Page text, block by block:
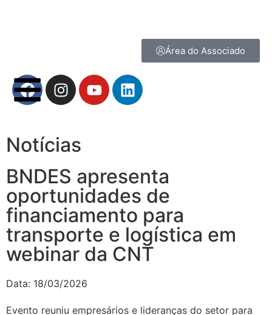
Área do Associado
Notícias
BNDES apresenta
oportunidades de
financiamento para
transporte e logística em
webinar da CNT
Data: 18/03/2026
Evento reuniu empresários e lideranças do setor para